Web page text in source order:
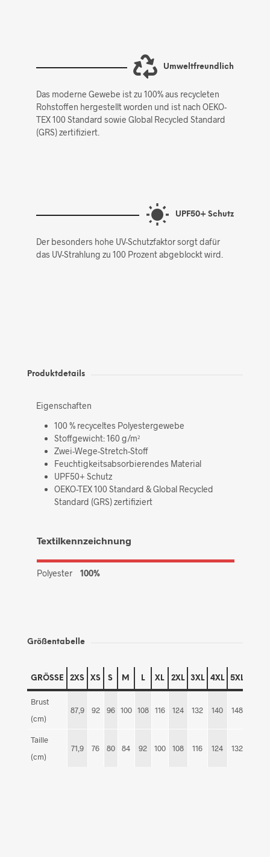
Umweltfreundlich
Das moderne Gewebe ist zu 100% aus recycleten
Rohstoffen hergestellt worden und ist nach OEKO-
TEX 100 Standard sowie Global Recycled Standard
(GRS) zertifiziert.
UPF50+ Schutz
Der besonders hohe UV-Schutzfaktor sorgt dafür
das UV-Strahlung zu 100 Prozent abgeblockt wird.
Produktdetails
Eigenschaften
100 % recyceltes Polyestergewebe
Stoffgewicht: 160 g/m²
Zwei-Wege-Stretch-Stoff
Feuchtigkeitsabsorbierendes Material
UPF50+ Schutz
OEKO-TEX 100 Standard & Global Recycled
Standard (GRS) zertifiziert
Textilkennzeichnung
Polyester 100%
Größentabelle
GRÖSSE 2XS XS S M L XL 2XL 3XL 4XL 5XL
Brust
(cm)
87,9 92 96 100 108 116 124 132 140 148
Taille
(cm)
71,9 76 80 84 92 100 108 116 124 132